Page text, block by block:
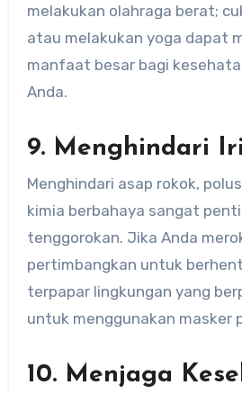
melakukan olahraga berat;
atau melakukan yoga dapat
manfaat besar bagi
Anda.
9. Menghindari
Menghindari asap rokok,
kimia berbahaya sangat
tenggorokan. Jika Anda
pertimbangkan untuk
terpapar lingkungan yang
untuk menggunakan masker
10. Menjaga